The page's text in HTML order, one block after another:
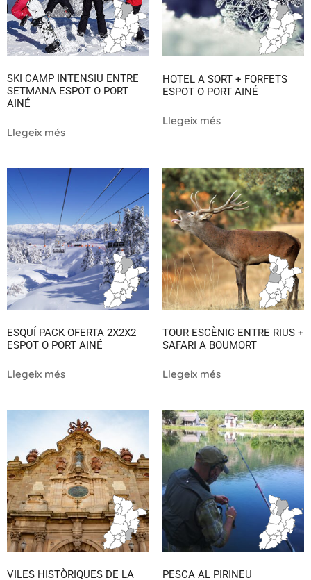
SKI CAMP INTENSIU ENTRE
SETMANA ESPOT O PORT
AINÉ
Llegeix més
HOTEL A SORT + FORFETS
ESPOT O PORT AINÉ
Llegeix més
ESQUÍ PACK OFERTA 2X2X2
ESPOT O PORT AINÉ
Llegeix més
TOUR ESCÈNIC ENTRE RIUS +
SAFARI A BOUMORT
Llegeix més
VILES HISTÒRIQUES DE LA PESCA AL PIRINEU